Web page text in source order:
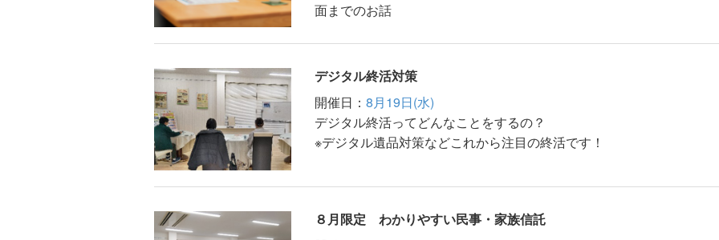
面までのお話
デジタル終活対策
開催日： 8月19日(水)
デジタル終活ってどんなことをするの？
※デジタル遺品対策などこれから注目の終活です！
８月限定 わかりやすい民事・家族信託